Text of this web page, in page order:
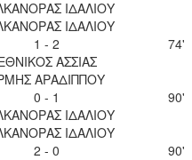
ΙΔΑΛΙΟΥ
ΙΔΑΛΙΟΥ
1 - 2
ΑΣΣΙΑΣ
74'
ΑΡΑΔΙΠΠΟΥ
0 - 1
ΙΔΑΛΙΟΥ
90'
ΙΔΑΛΙΟΥ
2 - 0
90'